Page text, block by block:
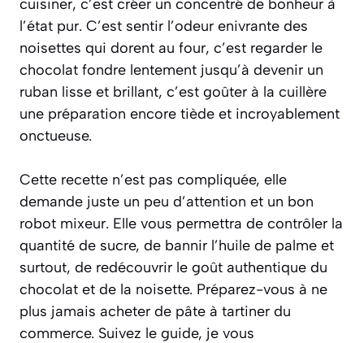
cuisiner, c’est créer un concentré de bonheur à
l’état pur. C’est sentir l’odeur enivrante des
noisettes qui dorent au four, c’est regarder le
chocolat fondre lentement jusqu’à devenir un
ruban lisse et brillant, c’est goûter à la cuillère
une préparation encore tiède et incroyablement
onctueuse.
Cette recette n’est pas compliquée, elle
demande juste un peu d’attention et un bon
robot mixeur. Elle vous permettra de contrôler la
quantité de sucre, de bannir l’huile de palme et
surtout, de redécouvrir le goût authentique du
chocolat et de la noisette. Préparez-vous à ne
plus jamais acheter de pâte à tartiner du
commerce. Suivez le guide, je vous